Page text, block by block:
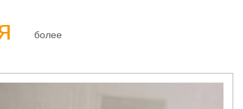
более